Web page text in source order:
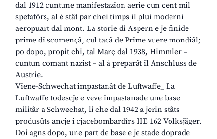
dal 1912 cuntune manifestazion aerie cun cent mil
spetatôrs, al è stât par chei timps il plui moderni
aeropuart dal mont. La storie di Aspern e je finide
prime di scomençâ, cul tacâ de Prime vuere mondiâl;
po dopo, propit chi, tal Març dal 1938, Himmler –
cuntun comant nazist – al à preparât il Anschluss de
Austrie.
Viene-Schwechat impastanât de Luftwaffe_ La
Luftwaffe todescje e veve impastanade une base
militâr a Schwechat, li che dal 1942 a jerin stâts
produsûts ancje i cjacebombardîrs HE 162 Volksjäger.
Doi agns dopo, une part de base e je stade doprade